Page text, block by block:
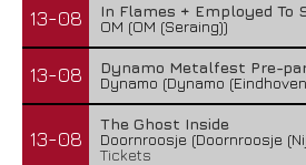
13-08
In Flames + Employed To
OM (OM (Seraing))
13-08
Dynamo Metalfest Pre-
Dynamo (Dynamo
13-08
The Ghost Inside
Doornroosje (Doornroosje
Tickets